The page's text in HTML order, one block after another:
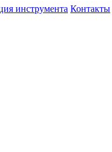
инструмента Контакты